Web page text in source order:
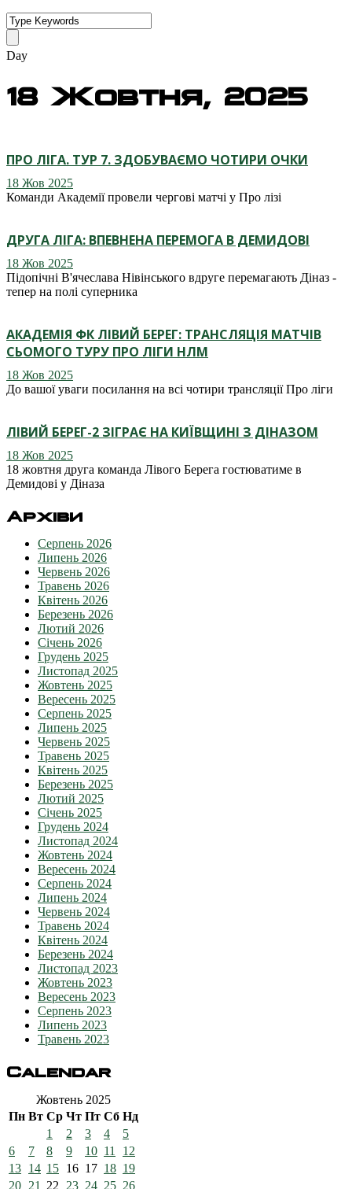
Day
18 Жовтня, 2025
ПРО ЛІГА. ТУР 7. ЗДОБУВАЄМО ЧОТИРИ ОЧКИ
18 Жов 2025
Команди Академії провели чергові матчі у Про лізі
ДРУГА ЛІГА: ВПЕВНЕНА ПЕРЕМОГА В ДЕМИДОВІ
18 Жов 2025
Підопічні В'ячеслава Нівінського вдруге перемагають Діназ -
тепер на полі суперника
АКАДЕМІЯ ФК ЛІВИЙ БЕРЕГ: ТРАНСЛЯЦІЯ МАТЧІВ
СЬОМОГО ТУРУ ПРО ЛІГИ НЛМ
18 Жов 2025
До вашої уваги посилання на всі чотири трансляції Про ліги
ЛІВИЙ БЕРЕГ-2 ЗІГРАЄ НА КИЇВЩИНІ З ДІНАЗОМ
18 Жов 2025
18 жовтня друга команда Лівого Берега гостюватиме в
Демидові у Діназа
Архіви
Серпень 2026
Липень 2026
Червень 2026
Травень 2026
Квітень 2026
Березень 2026
Лютий 2026
Січень 2026
Грудень 2025
Листопад 2025
Жовтень 2025
Вересень 2025
Серпень 2025
Липень 2025
Червень 2025
Травень 2025
Квітень 2025
Березень 2025
Лютий 2025
Січень 2025
Грудень 2024
Листопад 2024
Жовтень 2024
Вересень 2024
Серпень 2024
Липень 2024
Червень 2024
Травень 2024
Квітень 2024
Березень 2024
Листопад 2023
Жовтень 2023
Вересень 2023
Серпень 2023
Липень 2023
Травень 2023
Calendar
Жовтень 2025
Пн Вт Ср Чт Пт Сб Нд
1
2 3 4
5
6
7 8 9 10 11
12
13 14 15 16 17 18 19
20 21 22 23 24 25 26